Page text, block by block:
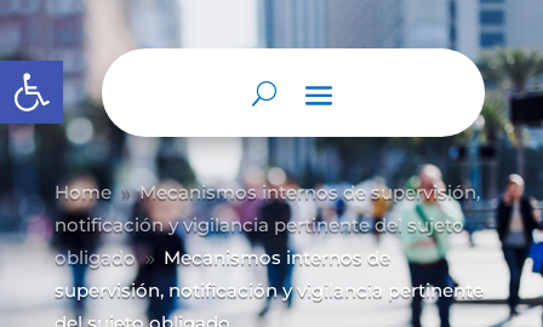
Abrir barra de herramientas
Home 9 Mecanismos internos de supervisión,
notificación y vigilancia pertinente del sujeto
obligado 9 Mecanismos internos de
supervisión, notificación y vigilancia pertinente